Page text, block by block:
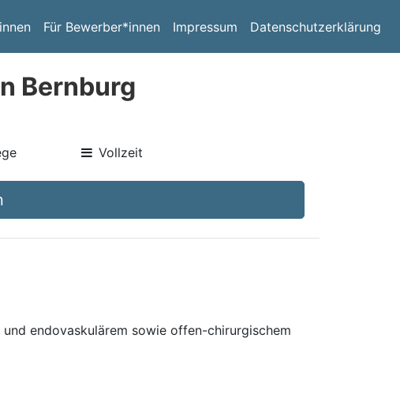
Für Bewerber*innen Impressum Datenschutzerklärung
Bernburg
Vollzeit
endovaskulärem sowie offen-chirurgischem